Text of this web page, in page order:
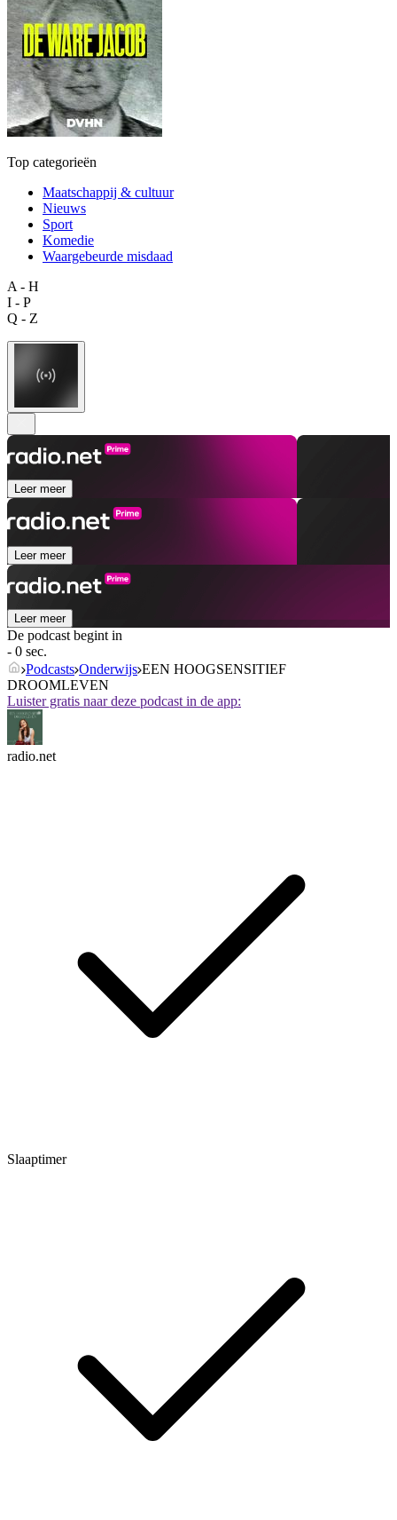
Top categorieën
Maatschappij & cultuur
Nieuws
Sport
Komedie
Waargebeurde misdaad
A - H
I - P
Q - Z
Leer meer
Leer meer
Leer meer
De podcast begint in
- 0 sec.
Podcasts Onderwijs EEN HOOGSENSITIEF
DROOMLEVEN
Luister gratis naar deze podcast in de app:
radio.net
Slaaptimer